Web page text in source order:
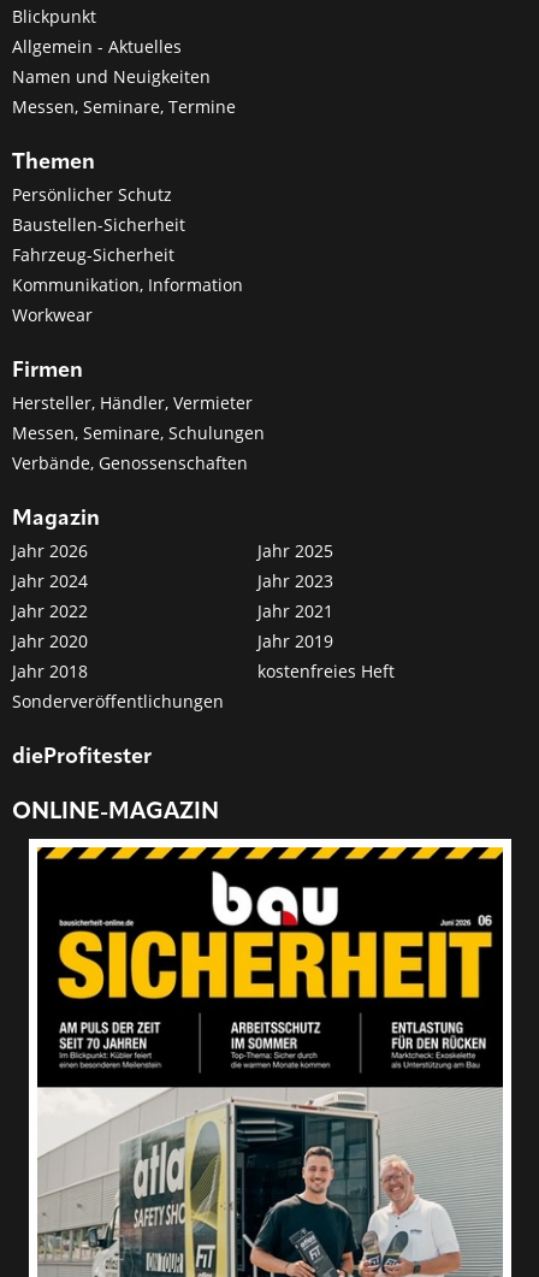
Blickpunkt
Allgemein - Aktuelles
Namen und Neuigkeiten
Messen, Seminare, Termine
Themen
Persönlicher Schutz
Baustellen-Sicherheit
Fahrzeug-Sicherheit
Kommunikation, Information
Workwear
Firmen
Hersteller, Händler, Vermieter
Messen, Seminare, Schulungen
Verbände, Genossenschaften
Magazin
Jahr 2026
Jahr 2025
Jahr 2024
Jahr 2023
Jahr 2022
Jahr 2021
Jahr 2020
Jahr 2019
Jahr 2018
kostenfreies Heft
Sonderveröffentlichungen
dieProfitester
ONLINE-MAGAZIN